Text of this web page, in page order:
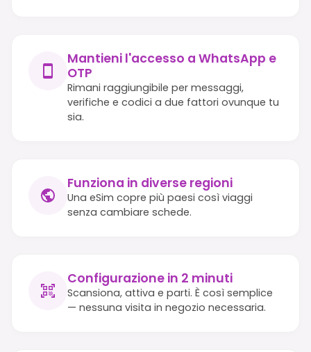
Mantieni l'accesso a WhatsApp e
OTP
Rimani raggiungibile per messaggi,
verifiche e codici a due fattori ovunque tu
sia.
Funziona in diverse regioni
Una eSim copre più paesi così viaggi
senza cambiare schede.
Configurazione in 2 minuti
Scansiona, attiva e parti. È così semplice
— nessuna visita in negozio necessaria.